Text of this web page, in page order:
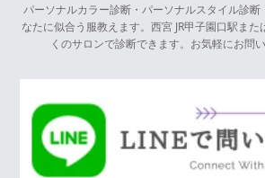
パーソナルカラー診断・パーソナルスタイル診
なたに似合う服教えます。西宮 JR甲子園口駅ま
くのサロンで診断できます。お気軽にお問